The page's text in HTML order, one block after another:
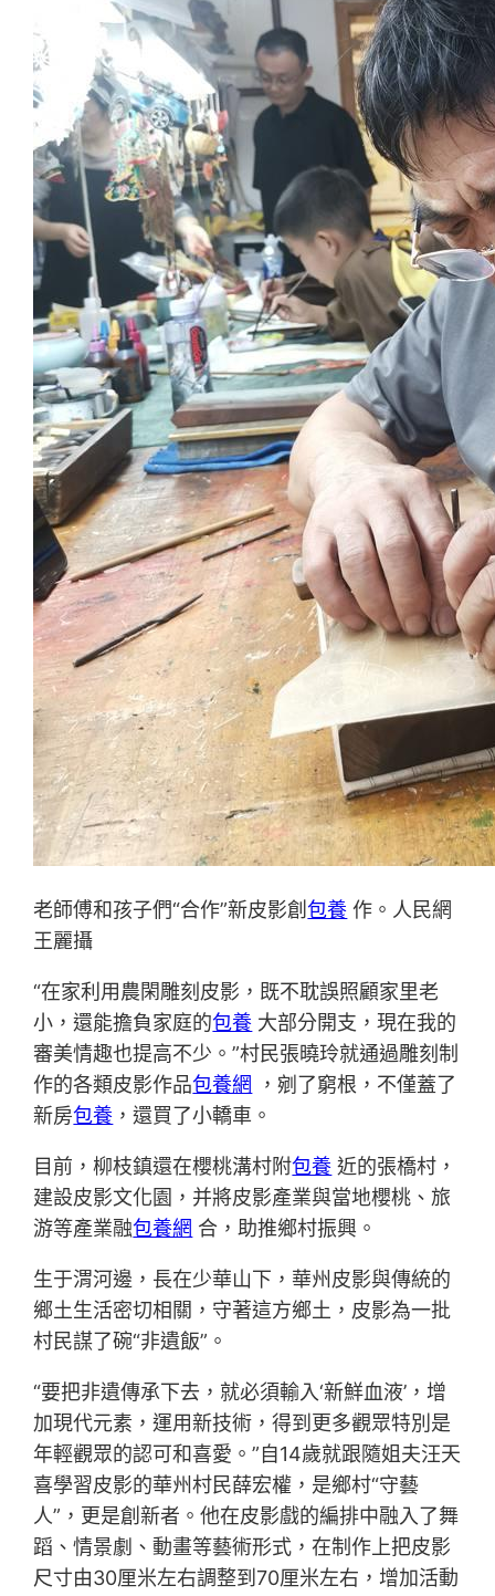
老師傅和孩子們“合作”新皮影創包養 作。人民網
王麗攝
“在家利用農閑雕刻皮影，既不耽誤照顧家里老
小，還能擔負家庭的包養 大部分開支，現在我的
審美情趣也提高不少。”村民張曉玲就通過雕刻制
作的各類皮影作品包養網
，剜了窮根，不僅蓋了
新房包養 ，還買了小轎車。
目前，柳枝鎮還在櫻桃溝村附包養 近的張橋村，
建設皮影文化園，并將皮影產業與當地櫻桃、旅
游等產業融包養網 合，助推鄉村振興。
生于渭河邊，長在少華山下，華州皮影與傳統的
鄉土生活密切相關，守著這方鄉土，皮影為一批
村民謀了碗“非遺飯”。
“要把非遺傳承下去，就必須輸入‘新鮮血液’，增
加現代元素，運用新技術，得到更多觀眾特別是
年輕觀眾的認可和喜愛。”自14歲就跟隨姐夫汪天
喜學習皮影的華州村民薛宏權，是鄉村“守藝
人”，更是創新者。他在皮影戲的編排中融入了舞
蹈、情景劇、動畫等藝術形式，在制作上把皮影
尺寸由30厘米左右調整到70厘米左右，增加活動